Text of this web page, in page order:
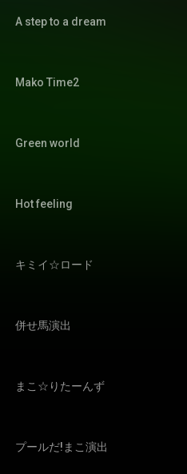
A step to a dream
Mako Time2
Green world
Hot feeling
キミイ☆ロード
併せ馬演出
まこ☆りたーんず
プールだ!まこ演出